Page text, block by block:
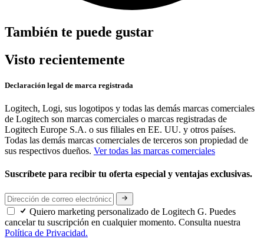
También te puede gustar
Visto recientemente
Declaración legal de marca registrada
Logitech, Logi, sus logotipos y todas las demás marcas comerciales
de Logitech son marcas comerciales o marcas registradas de
Logitech Europe S.A. o sus filiales en EE. UU. y otros países.
Todas las demás marcas comerciales de terceros son propiedad de
sus respectivos dueños. Ver todas las marcas comerciales
Suscríbete para recibir tu oferta especial y ventajas exclusivas.
Quiero marketing personalizado de Logitech G. Puedes
cancelar tu suscripción en cualquier momento. Consulta nuestra
Política de Privacidad.